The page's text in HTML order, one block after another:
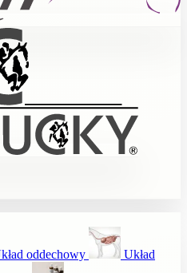
oddechowy Układ